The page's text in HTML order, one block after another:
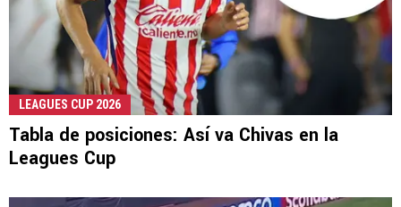
LEAGUES CUP 2026
Tabla de posiciones: Así va Chivas en la
Leagues Cup